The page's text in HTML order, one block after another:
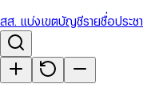
สส. แบ่งเขตบัญชีรายชื่อประ